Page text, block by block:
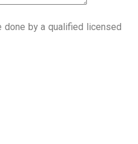
by a qualified licensed